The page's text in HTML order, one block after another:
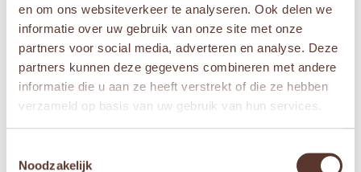
en om ons websiteverkeer te analyseren. Ook delen we
informatie over uw gebruik van onze site met onze
partners voor social media, adverteren en analyse. Deze
partners kunnen deze gegevens combineren met andere
informatie die u aan ze heeft verstrekt of die ze hebben
verzameld op basis van uw gebruik van hun services.
Noodzakelijk
Naam *
E-mail*